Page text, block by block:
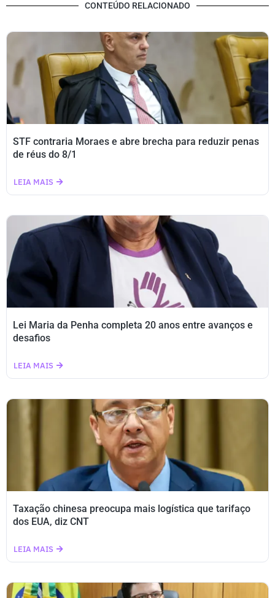
CONTEÚDO RELACIONADO
STF contraria Moraes e abre brecha para reduzir penas
de réus do 8/1
LEIA MAIS
Lei Maria da Penha completa 20 anos entre avanços e
desafios
LEIA MAIS
Taxação chinesa preocupa mais logística que tarifaço
dos EUA, diz CNT
LEIA MAIS